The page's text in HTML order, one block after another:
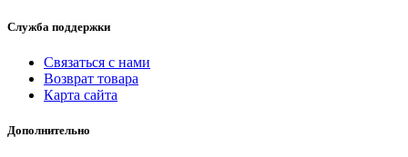
Служба поддержки
Связаться с нами
Возврат товара
Карта сайта
Дополнительно